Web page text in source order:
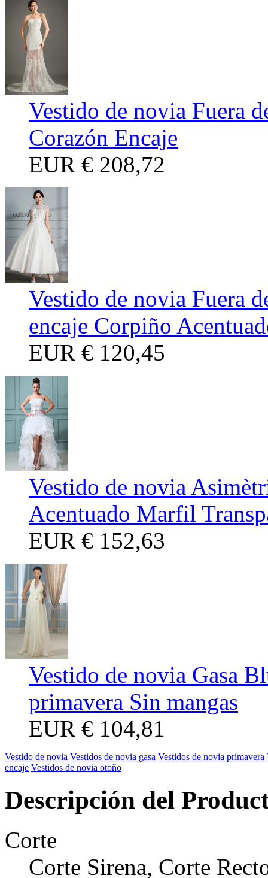
Vestido de novia Fuera
Corazón Encaje
EUR € 208,72
Vestido de novia Fuera
encaje Corpiño
EUR € 120,45
Vestido de novia
Acentuado Marfil
EUR € 152,63
Vestido de novia Gasa
primavera Sin mangas
EUR € 104,81
Vestido de novia Vestidos de novia gasa Vestidos de novia primavera
encaje Vestidos de novia otoño
Descripción del
Corte
Corte Sirena, Corte